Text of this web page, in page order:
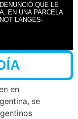
QUE LE
EN UNA PARCELA
LANGES-
en
se